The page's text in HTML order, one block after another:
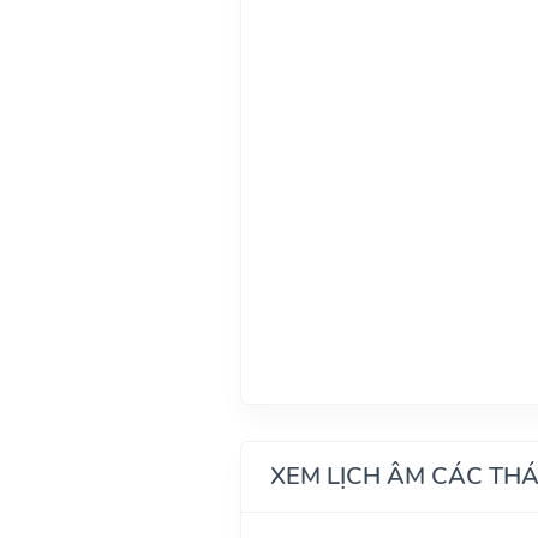
XEM LỊCH ÂM CÁC